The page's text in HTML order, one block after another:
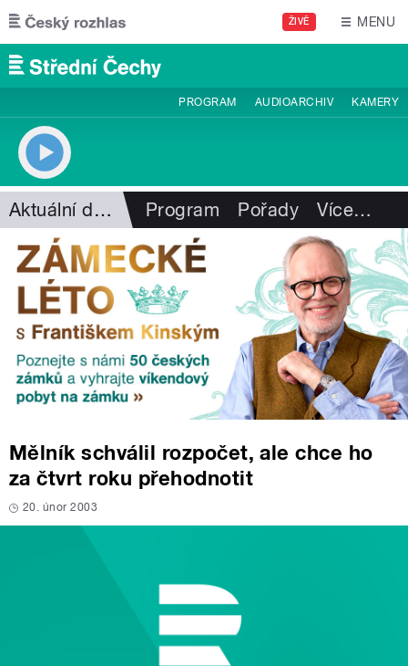
Přejít k hlavnímu obsahu
ŽIVĚ MENU
PROGRAM AUDIOARCHIV KAMERY
Aktuální dění Program Pořady Více…
Mělník schválil rozpočet, ale chce ho
za čtvrt roku přehodnotit
20. únor 2003